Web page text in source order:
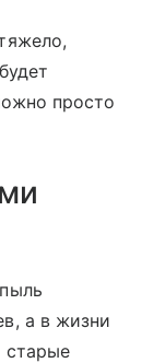
просто
а в жизни
старые